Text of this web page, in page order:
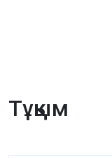
Тұқым